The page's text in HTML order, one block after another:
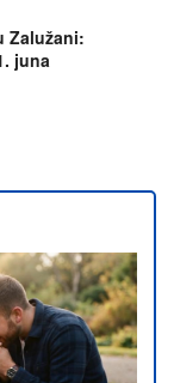
Zalužani:
juna